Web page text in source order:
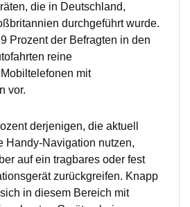
die in Deutschland,
durchgeführt wurde.
Prozent der Befragten in den
reine
mit
vor.
derjenigen, die aktuell
Handy-Navigation nutzen,
auf ein tragbares oder fest
zurückgreifen. Knapp
in diesem Bereich mit